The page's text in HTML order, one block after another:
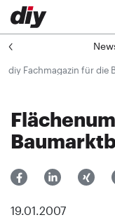
diy Fachmagazin für die
19.01.2007